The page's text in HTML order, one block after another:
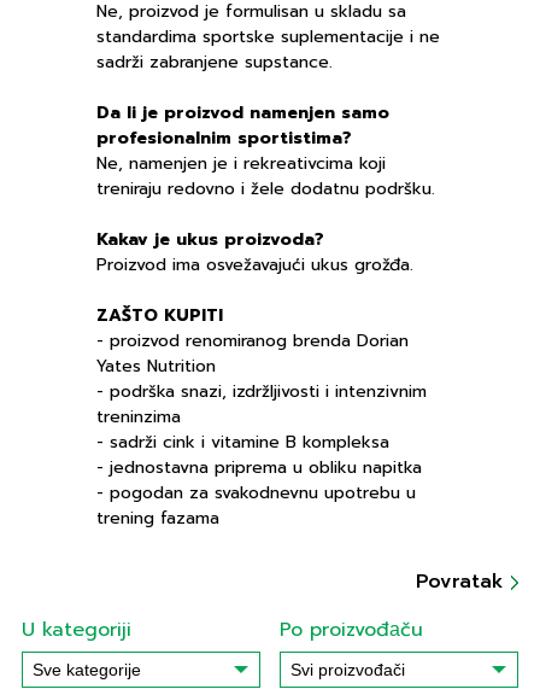
Ne, proizvod je formulisan u skladu sa
standardima sportske suplementacije i ne
sadrži zabranjene supstance.
Da li je proizvod namenjen samo
profesionalnim sportistima?
Ne, namenjen je i rekreativcima koji
treniraju redovno i žele dodatnu podršku.
Kakav je ukus proizvoda?
Proizvod ima osvežavajući ukus grožđa.
ZAŠTO KUPITI
- proizvod renomiranog brenda Dorian
Yates Nutrition
- podrška snazi, izdržljivosti i intenzivnim
treninzima
- sadrži cink i vitamine B kompleksa
- jednostavna priprema u obliku napitka
- pogodan za svakodnevnu upotrebu u
trening fazama
Povratak
U kategoriji
Po proizvođаču